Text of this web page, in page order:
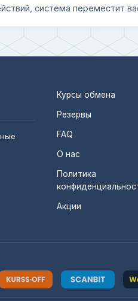
система переместит
Курсы обмена
Резервы
FAQ
О нас
Политика
Акции